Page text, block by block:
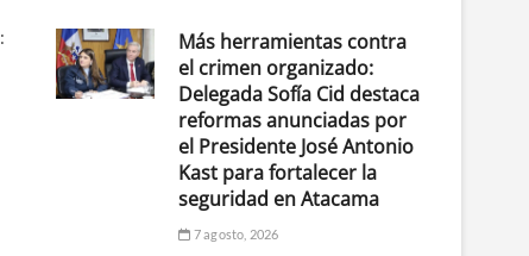
Más herramientas contra
el crimen organizado:
Delegada Sofía Cid destaca
reformas anunciadas por
el Presidente José Antonio
Kast para fortalecer la
seguridad en Atacama
7 agosto, 2026